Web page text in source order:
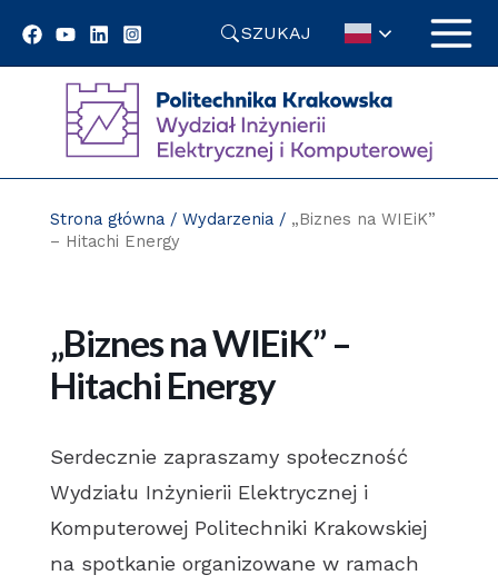
SZUKAJ
Strona główna/ Wydarzenia/ „Biznes na WIEiK”
– Hitachi Energy
„Biznes na WIEiK” –
Hitachi Energy
Serdecznie zapraszamy społeczność
Wydziału Inżynierii Elektrycznej i
Komputerowej Politechniki Krakowskiej
na spotkanie organizowane w ramach